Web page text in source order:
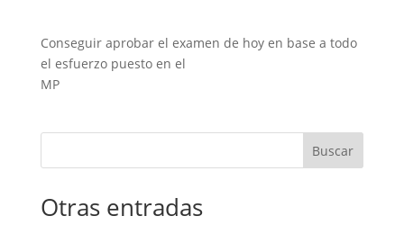
Conseguir aprobar el examen de hoy en base a todo
el esfuerzo puesto en el
MP
Buscar
Otras entradas